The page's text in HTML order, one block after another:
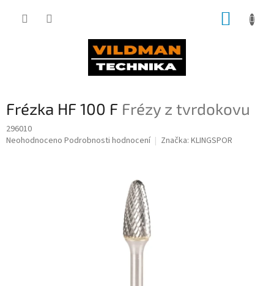
Frézka HF 100 F Frézy z tvrdokovu
296010
Průměrné
Neohodnoceno Podrobnosti hodnocení Značka: KLINGSPOR